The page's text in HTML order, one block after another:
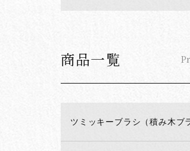
商品一覧
ツミッキーブラシ（積み木ブ